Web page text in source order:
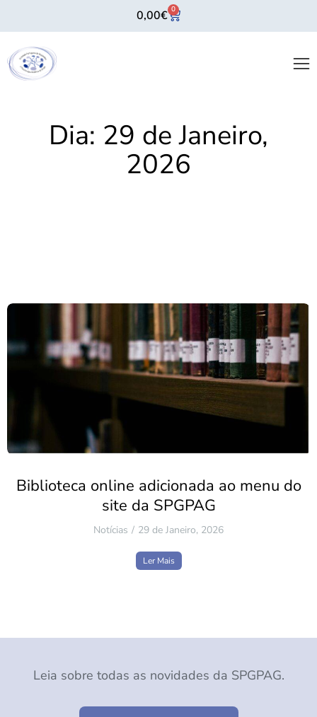
0,00€ 0
Dia: 29 de Janeiro,
2026
Biblioteca online adicionada ao menu do
site da SPGPAG
Notícias 29 de Janeiro, 2026
Ler Mais
Leia sobre todas as novidades da SPGPAG.